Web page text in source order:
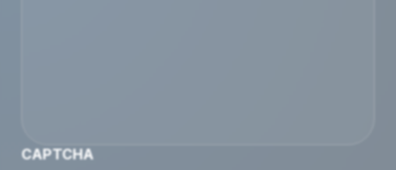
CAPTCHA